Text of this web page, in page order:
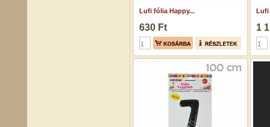
Lufi fólia Happy...
630 Ft
Lufi
1